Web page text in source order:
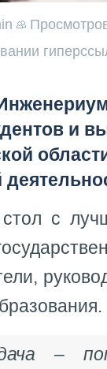
и
с
–